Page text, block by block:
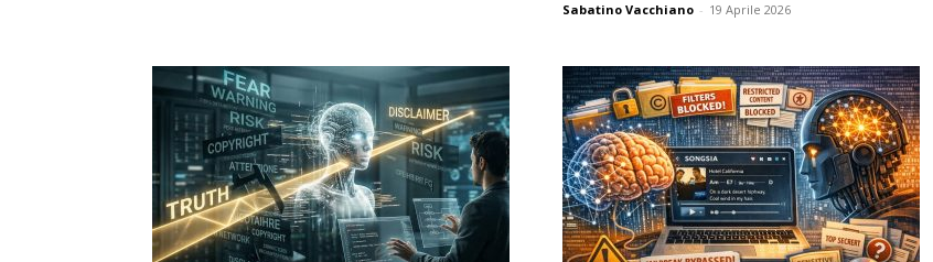
Sabatino Vacchiano - 19 Aprile 2026